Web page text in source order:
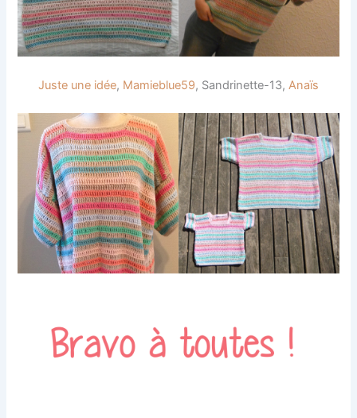
Juste une idée, Mamieblue59, Sandrinette-13, Anaïs